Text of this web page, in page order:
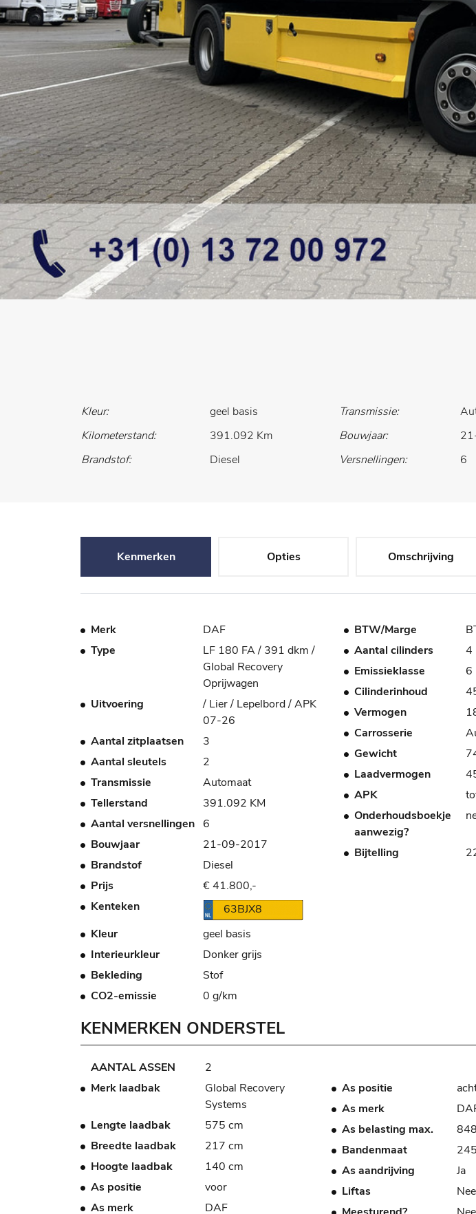
Kleur:
geel basis
Kilometerstand:
391.092 Km
Brandstof:
Diesel
Transmissie:
Bouwjaar:
Versnellingen:
6
Kenmerken Opties Omschrijving
Merk
DAF
Type
LF 180 FA / 391 dkm /
Global Recovery
Oprijwagen
Uitvoering
/ Lier / Lepelbord / APK
07-26
Aantal zitplaatsen
3
Aantal sleutels
2
Transmissie
Automaat
Tellerstand
391.092 KM
Aantal versnellingen 6
Bouwjaar
21-09-2017
Brandstof
Diesel
Prijs
€ 41.800,-
Kenteken
63BJX8
Kleur
geel basis
Interieurkleur
Donker grijs
Bekleding
Stof
CO2-emissie
0 g/km
BTW/Marge
Aantal cilinders
4
Emissieklasse
6
Cilinderinhoud
Vermogen
Carrosserie
Gewicht
Laadvermogen
APK
Onderhoudsboekje
aanwezig?
Bijtelling
KENMERKEN ONDERSTEL
AANTAL ASSEN
2
Merk laadbak
Global Recovery
Systems
Lengte laadbak
575 cm
Breedte laadbak
217 cm
Hoogte laadbak
140 cm
As positie
voor
As merk
DAF
As positie
As merk
As belasting max.
Bandenmaat
As aandrijving
Ja
Liftas
Nee